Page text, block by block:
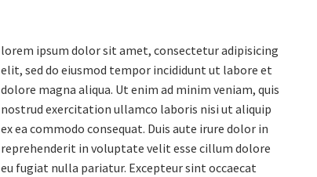
lorem ipsum dolor sit amet, consectetur adipisicing
elit, sed do eiusmod tempor incididunt ut labore et
dolore magna aliqua. Ut enim ad minim veniam, quis
nostrud exercitation ullamco laboris nisi ut aliquip
ex ea commodo consequat. Duis aute irure dolor in
reprehenderit in voluptate velit esse cillum dolore
eu fugiat nulla pariatur. Excepteur sint occaecat